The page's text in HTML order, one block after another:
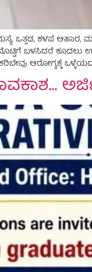
ಒತ್ತಡ, ಕಳಪೆ ಆಹಾರ,
ಬಳಸಿದರೆ
ಕರಿಬೇವು ಆರೋಗ್ಯಕ್ಕೆ